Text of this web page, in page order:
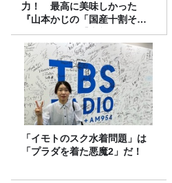
力！ 最高に美味しかった
『山本かじの「国産十割そ
ば」』とは？【十割そば10種
食べ比べ】
「イモトのスク水着問題」は
「プラダを着た悪魔2」だ！